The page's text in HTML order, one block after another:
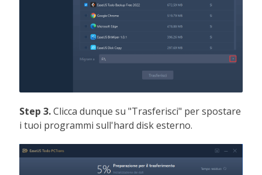
Step 3.Clicca dunque su "Trasferisci" per spostare
i tuoi programmi sull'hard disk esterno.